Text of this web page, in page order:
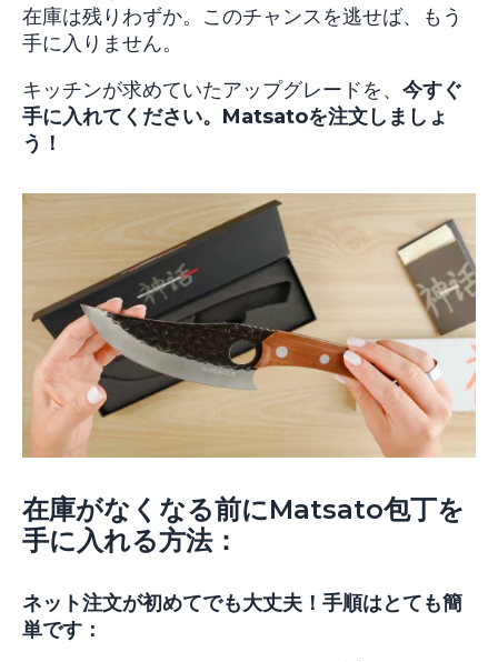
在庫は残りわずか。このチャンスを逃せば、もう
手に入りません。
キッチンが求めていたアップグレードを、 今すぐ
手に入れてください。Matsatoを注文しましょ
う！
在庫がなくなる前にMatsato包丁を
手に入れる方法：
ネット注文が初めてでも大丈夫！手順はとても簡
単です：